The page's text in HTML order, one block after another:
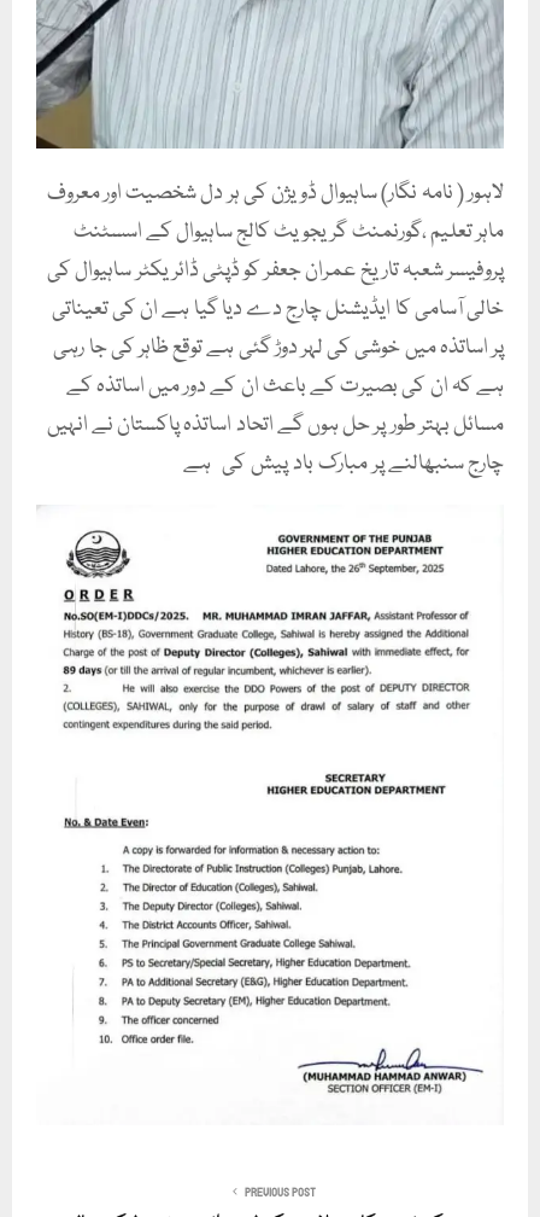
لاہور ( نامہ نگار) ساہیوال ڈویژن کی ہر دل شخصیت اور معروف
ماہر تعلیم ،گورنمنٹ گریجویٹ کالج ساہیوال کے اسسٹنٹ
پروفیسر شعبہ تاریخ عمران جعفر کو ڈپٹی ڈائریکٹر ساہیوال کی
خالی آسامی کا ایڈیشنل چارج دے دیا گیا ہے ان کی تعیناتی
پر اساتذہ میں خوشی کی لہر دوڑ گئی ہے توقع ظاہر کی جا رہی
ہے کہ ان کی بصیرت کے باعث ان کے دور میں اساتذہ کے
مسائل بہتر طور پر حل ہوں گے اتحاد اساتذہ پاکستان نے انہیں
چارج سنبھالنے پر مبارک باد پیش کی ہے
PREVIOUS POST